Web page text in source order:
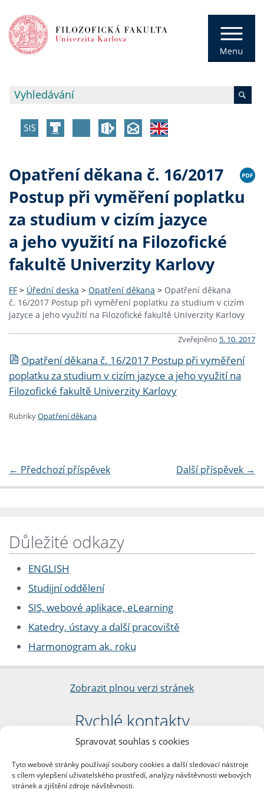
Spravovat souhlas s cookies
Tyto webové stránky používají soubory cookies a další sledovací nástroje
s cílem vylepšení uživatelského prostředí, analýzy návštěvnosti webových
stránek a zjištění zdroje návštěvnosti.
Opatření děkana č. 16/2017
Postup při vyměření poplatku
za studium v cizím jazyce
a jeho využití na Filozofické
fakultě Univerzity Karlovy
FF > Úřední deska > Opatření děkana > Opatření děkana
č. 16/2017 Postup při vyměření poplatku za studium v cizím
jazyce a jeho využití na Filozofické fakultě Univerzity Karlovy
Zveřejněno 5. 10. 2017
Opatření děkana č. 16/2017 Postup při vyměření
poplatku za studium v cizím jazyce a jeho využití na
Filozofické fakultě Univerzity Karlovy
RubrikyOpatření děkana
← Předchozí příspěvek Další příspěvek →
Důležité odkazy
ENGLISH
Studijní oddělení
SIS, webové aplikace, eLearning
Katedry, ústavy a další pracoviště
Harmonogram ak. roku
Zobrazit plnou verzi stránek
Rychlé kontakty
Filozofická fakulta
nám. Jana Palacha 1/2
116 38 Praha 1